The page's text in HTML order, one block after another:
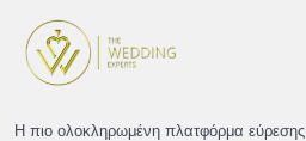
Η πιο ολοκληρωμένη πλατφόρμα εύρεσης